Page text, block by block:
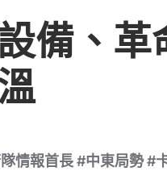
備、
情報首長 #中東局勢 #